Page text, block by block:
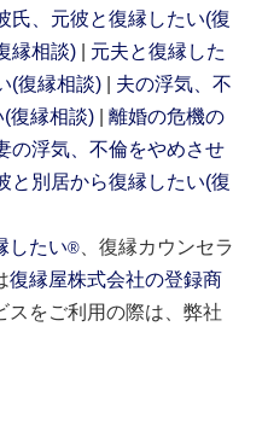
氏、元彼と復縁したい(復
縁相談)
元夫と復縁した
(復縁相談)
夫の浮気、不
復縁相談)
離婚の危機の
の浮気、不倫をやめさせ
と別居から復縁したい(復
したい® 、復縁カウンセラ
復縁屋株式会社の登録商
スをご利用の際は、弊社